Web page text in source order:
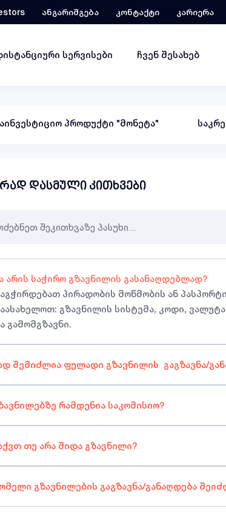
ანგარიშგება კონტაქტი კარიერა
სერვისები ჩვენ შესახებ
პროდუქტი "მონეტა"
დასმული კითხვები
არის საჭირო გზავნილის გასანაღდებლად?
პირადობის მოწმობის ან
გზავნილის სისტემა, კოდი,
გამომგზავნი.
შემიძლია ფულადი გზავნილის გაგზავნა/
რამდენია საკომისიო?
თუ არა შიდა გზავნილი?
გზავნილების გაგზავნა/განაღდება